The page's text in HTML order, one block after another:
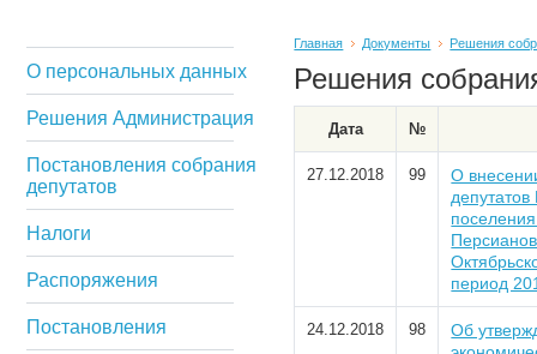
О персональных данных
Решения Администрация
Постановления собрания
депутатов
Налоги
Распоряжения
Постановления
Главная Документы Решения
Решения
Дата №
27.12.2018 99
О
депутатов
период
24.12.2018 98
Об